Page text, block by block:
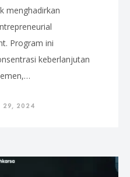
menghadirkan
Program ini
keberlanjutan
29, 2024